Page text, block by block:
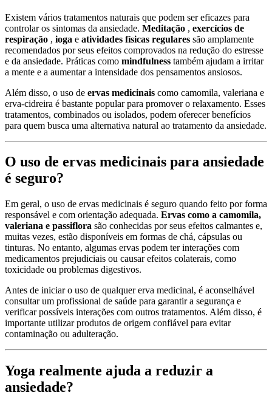
Existem vários tratamentos naturais que podem ser eficazes para
controlar os sintomas da ansiedade. Meditação , exercícios de
respiração , ioga e atividades físicas regulares são amplamente
recomendados por seus efeitos comprovados na redução do estresse
e da ansiedade. Práticas como mindfulness também ajudam a irritar
a mente e a aumentar a intensidade dos pensamentos ansiosos.
Além disso, o uso de ervas medicinais como camomila, valeriana e
erva-cidreira é bastante popular para promover o relaxamento. Esses
tratamentos, combinados ou isolados, podem oferecer benefícios
para quem busca uma alternativa natural ao tratamento da ansiedade.
O uso de ervas medicinais para ansiedade
é seguro?
Em geral, o uso de ervas medicinais é seguro quando feito por forma
responsável e com orientação adequada. Ervas como a camomila,
valeriana e passiflora são conhecidas por seus efeitos calmantes e,
muitas vezes, estão disponíveis em formas de chá, cápsulas ou
tinturas. No entanto, algumas ervas podem ter interações com
medicamentos prejudiciais ou causar efeitos colaterais, como
toxicidade ou problemas digestivos.
Antes de iniciar o uso de qualquer erva medicinal, é aconselhável
consultar um profissional de saúde para garantir a segurança e
verificar possíveis interações com outros tratamentos. Além disso, é
importante utilizar produtos de origem confiável para evitar
contaminação ou adulteração.
Yoga realmente ajuda a reduzir a
ansiedade?